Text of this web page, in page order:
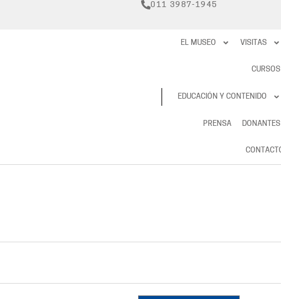
011 3987-1945
RESERVAS
EL MUSEO VISITAS
CURSOS
EDUCACIÓN Y CONTENIDO
PRENSA DONANTES